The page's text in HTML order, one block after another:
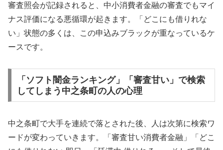
審査照会が記録されると、中小消費者金融の審査でもマイ
ナス評価になる悪循環が起きます。「どこにも借りれな
い」状態の多くは、この申込みブラックが重なっているケ
ースです。
「ソフト闇金ランキング」「審査甘い」で検索
してしまう中之条町の人の心理
中之条町で大手を連続で落とされた後、人は次第に検索ワ
ードが変わっていきます。「審査甘い消費者金融」「どこ